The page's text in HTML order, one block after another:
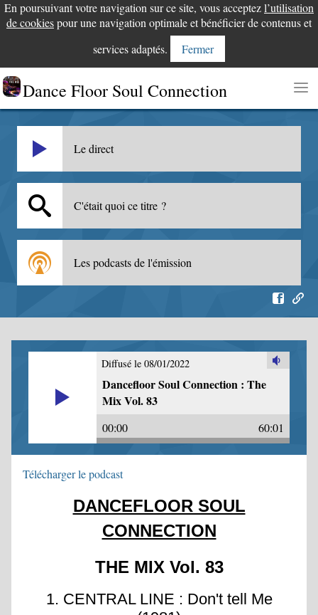
En poursuivant votre navigation sur ce site, vous acceptezl’utilisation
de cookiespour une navigation optimale et bénéficier de contenus et
services adaptés.
Fermer
Dance Floor Soul Connection
Le direct
C'était quoi ce titre ?
Les podcasts de l'émission
Diffusé le 08/01/2022
Dancefloor Soul Connection : The
Mix Vol. 83
00:00 60:01
Télécharger le podcast
DANCEFLOOR SOUL
CONNECTION
THE MIX Vol. 83
1. CENTRAL LINE : Don't tell Me